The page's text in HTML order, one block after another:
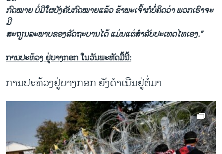
ກົດໝາຍ ບໍ່​ມີ​ໃຜ​ບັງຄັບ​ກົດໝາຍ​ແລ້ວ ຂ້າພ​ະ​ເຈົ້າກໍ​ບໍ່​ຄິດ​ວ່າ ພວກ​ເຮົາ​ຈະ​
ມີ​
ສະຖຽນລະ​ພາບ​ຂອງ​ລັດຖະບານ​ໄດ້ ​ແມ່ນແຕ່​ສໍາລັບ​ປະ​ເທດ​ໄທ​ເອງ.”
ການປະທ້ວງ ຢູ່ບາງກອກ ໃນວັນພະຫັດມື້ນີ້:
ການປະທ້ວງຢູ່ບາງກອກ ຍັງດໍາເນີນຢູ່ຕໍ່ມາ